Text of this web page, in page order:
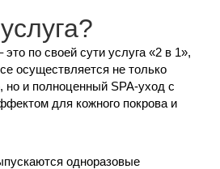
по своей сути услуга «2 в 1»,
осуществляется не только
но и полноценный SPA-уход с
для кожного покрова и
одноразовые